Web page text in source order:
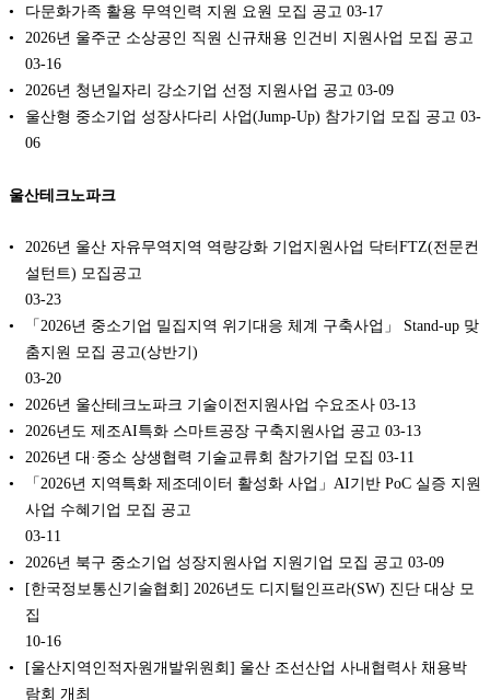
다문화가족 활용 무역인력 지원 요원 모집 공고 03-17
2026년 울주군 소상공인 직원 신규채용 인건비 지원사업 모집 공고
03-16
2026년 청년일자리 강소기업 선정 지원사업 공고 03-09
울산형 중소기업 성장사다리 사업(Jump-Up) 참가기업 모집 공고 03-
06
울산테크노파크
2026년 울산 자유무역지역 역량강화 기업지원사업 닥터FTZ(전문컨
설턴트) 모집공고
03-23
「2026년 중소기업 밀집지역 위기대응 체계 구축사업」 Stand-up 맞
춤지원 모집 공고(상반기)
03-20
2026년 울산테크노파크 기술이전지원사업 수요조사 03-13
2026년도 제조AI특화 스마트공장 구축지원사업 공고 03-13
2026년 대·중소 상생협력 기술교류회 참가기업 모집 03-11
「2026년 지역특화 제조데이터 활성화 사업」AI기반 PoC 실증 지원
사업 수혜기업 모집 공고
03-11
2026년 북구 중소기업 성장지원사업 지원기업 모집 공고 03-09
[한국정보통신기술협회] 2026년도 디지털인프라(SW) 진단 대상 모
집
10-16
[울산지역인적자원개발위원회] 울산 조선산업 사내협력사 채용박
람회 개최